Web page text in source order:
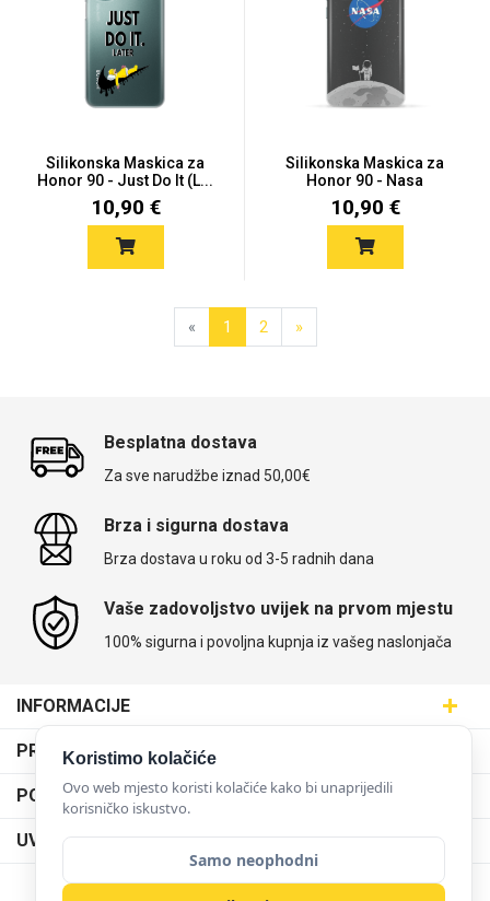
Silikonska Maskica za
Honor 90 - Just Do It (L...
10,90 €
Silikonska Maskica za
Honor 90 - Nasa
10,90 €
« 1 2 »
Besplatna dostava
Za sve narudžbe iznad 50,00€
Brza i sigurna dostava
Brza dostava u roku od 3-5 radnih dana
Vaše zadovoljstvo uvijek na prvom mjestu
100% sigurna i povoljna kupnja iz vašeg naslonjača
INFORMACIJE
SVIJET MASKICA d.o.o.
Aleja javora 13, 10000 Zagreb
PRODAJNA MJESTA
Poslovnica Trešnjevka
Poslovnica Dubrava
Poslovnica Velika Gorica
PODRŠKA
Dostava
UVJETI KORIŠTENJA
Klub vjernosti
Koristimo kolačiće
Ovo web mjesto koristi kolačiće kako bi unaprijedili
korisničko iskustvo.
Samo neophodni